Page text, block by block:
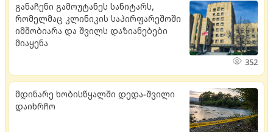
განაჩენი გამოუტანეს სანიტარს,
რომელმაც კლინიკის საპირფარეშოში
იმშობიარა და შვილს დაზიანებები
მიაყენა
352
მდი­ნა­რე ხო­ბის­წყალ­ში დედა-შვი­ლი
და­იხ­რჩო